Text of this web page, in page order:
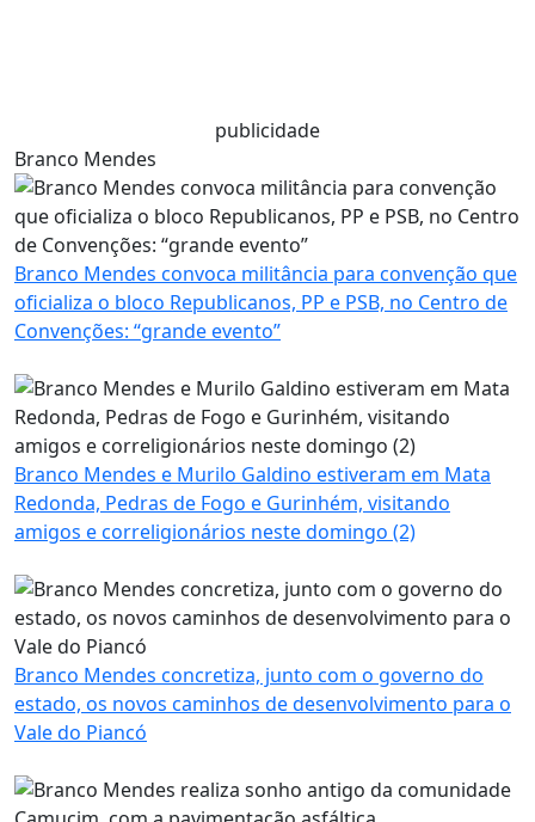
publicidade
Branco Mendes
Branco Mendes convoca militância para convenção que
oficializa o bloco Republicanos, PP e PSB, no Centro de
Convenções: “grande evento”
Branco Mendes e Murilo Galdino estiveram em Mata
Redonda, Pedras de Fogo e Gurinhém, visitando
amigos e correligionários neste domingo (2)
Branco Mendes concretiza, junto com o governo do
estado, os novos caminhos de desenvolvimento para o
Vale do Piancó